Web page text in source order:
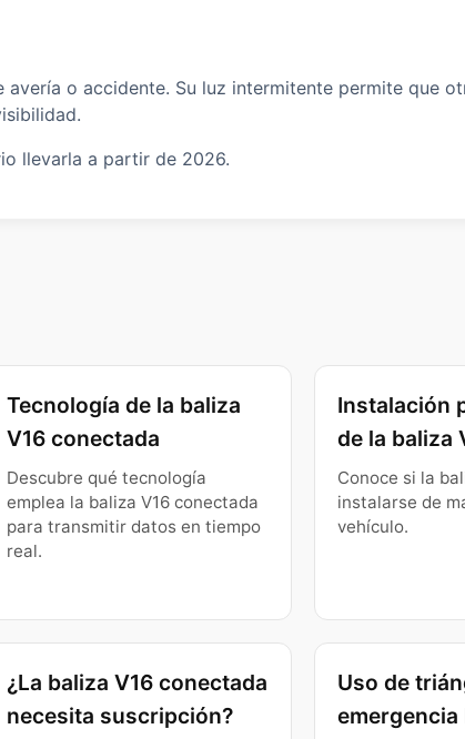
o accidente. Su luz intermitente permite que
llevarla a partir de 2026.
Tecnología de la baliza
V16 conectada
Descubre qué tecnología
emplea la baliza V16 conectada
para transmitir datos en tiempo
real.
Instalación
de la baliza
Conoce si la
instalarse de
vehículo.
¿La baliza V16 conectada
necesita suscripción?
Uso de